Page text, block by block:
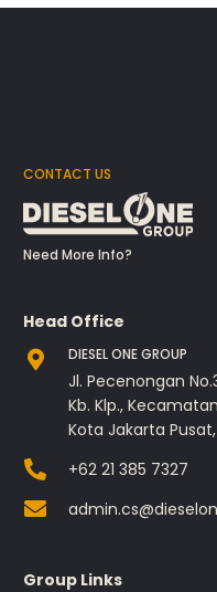
CONTACT US
Need More Info?
Head Office
DIESEL ONE GROUP
Jl. Pecenongan
Kb. Klp.,
Kota Jakarta Pusat,
+62 21 385 7327
Group Links